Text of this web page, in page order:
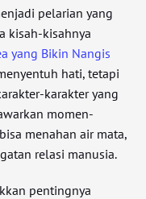
pelarian yang
kisah-kisahnya
yang Bikin Nangis
hati, tetapi
karakter yang
momen-
menahan air mata,
relasi manusia.
pentingnya